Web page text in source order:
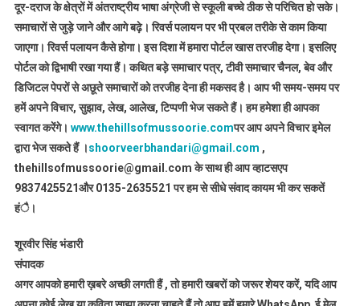
दूर-दराज के क्षेत्रों में अंतराष्ट्रीय भाषा अंग्रेजी से स्कूली बच्चे ठीक से परिचित हो सके।
समाचारों से जुड़े जाने और आगे बढ़े। रिवर्स पलायन पर भी प्रबल तरीके से काम किया
जाएगा। रिवर्स पलायन कैसे होगा। इस दिशा में हमारा पोर्टल खास तरजीह देगा। इसलिए
पोर्टल को द्विभाषी रखा गया हैं। कथित बड़े समाचार पत्र, टीवी समाचार चैनल, बेव और
डिजिटल पेपरों से अछूते समाचारों को तरजीह देना ही मकसद है। आप भी समय-समय पर
हमें अपने विचार, सुझाव, लेख, आलेख, टिप्पणी भेज सकते हैं। हम हमेशा ही आपका
स्वागत करेंगे। www.thehillsofmussoorie.comपर आप अपने विचार इमेल
द्वारा भेज सकते हैं ।shoorveerbhandari@gmail.com ,
thehillsofmussoorie@gmail.com के साथ ही आप व्हाटसएप
9837425521और 0135-2635521 पर हम से सीधे संवाद कायम भी कर सकतें
हंै।
शूरवीर सिंह भंडारी
संपादक
अगर आपको हमारी ख़बरे अच्छी लगती हैं , तो हमारी खबरों को जरूर शेयर करें, यदि आप